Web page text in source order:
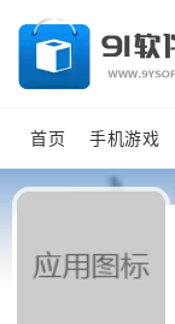
首页 手机游戏